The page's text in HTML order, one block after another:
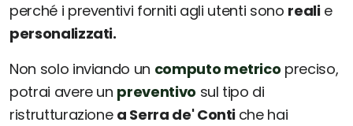
perché i preventivi forniti agli utenti sono realie
personalizzati.
Non solo inviando un computo metrico preciso,
potrai avere un preventivo sul tipo di
ristrutturazione a Serra de' Conti che hai